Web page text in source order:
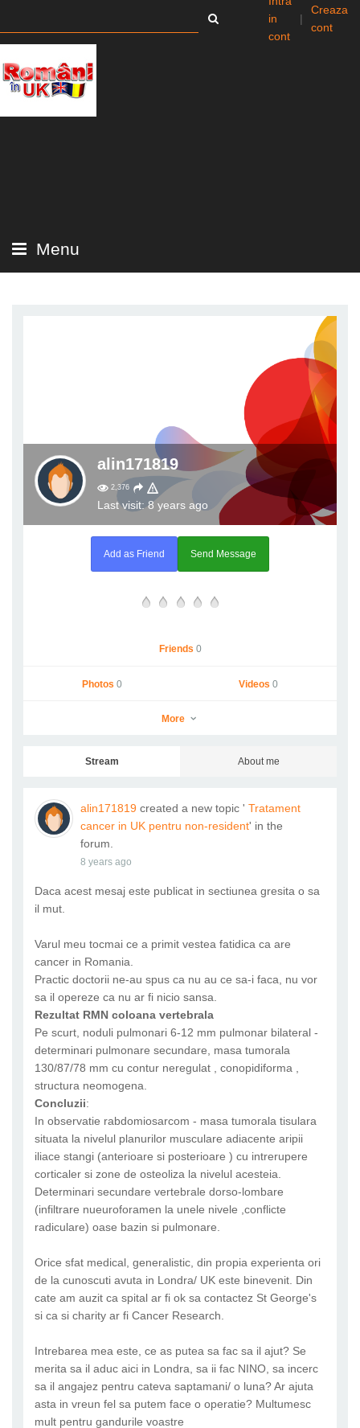
in
cont
|
Creaza
cont
Menu
alin171819
2,376
Last visit: 8 years ago
Add as Friend Send Message
Friends 0
Photos 0 Videos 0
More
Stream About me
alin171819created a new topic ' Tratament
cancer in UK pentru non-resident' in the
forum.
8 years ago
Daca acest mesaj este publicat in sectiunea gresita o sa
il mut.
Varul meu tocmai ce a primit vestea fatidica ca are
cancer in Romania.
Practic doctorii ne-au spus ca nu au ce sa-i faca, nu vor
sa il opereze ca nu ar fi nicio sansa.
Rezultat RMN coloana vertebrala
Pe scurt, noduli pulmonari 6-12 mm pulmonar bilateral -
determinari pulmonare secundare, masa tumorala
130/87/78 mm cu contur neregulat , conopidiforma ,
structura neomogena.
Concluzii:
In observatie rabdomiosarcom - masa tumorala tisulara
situata la nivelul planurilor musculare adiacente aripii
iliace stangi (anterioare si posterioare ) cu intrerupere
corticaler si zone de osteoliza la nivelul acesteia.
Determinari secundare vertebrale dorso-lombare
(infiltrare nueuroforamen la unele nivele ,conflicte
radiculare) oase bazin si pulmonare.
Orice sfat medical, generalistic, din propia experienta ori
de la cunoscuti avuta in Londra/ UK este binevenit. Din
cate am auzit ca spital ar fi ok sa contactez St George's
si ca si charity ar fi Cancer Research.
Intrebarea mea este, ce as putea sa fac sa il ajut? Se
merita sa il aduc aici in Londra, sa ii fac NINO, sa incerc
sa il angajez pentru cateva saptamani/ o luna? Ar ajuta
asta in vreun fel sa putem face o operatie? Multumesc
mult pentru gandurile voastre